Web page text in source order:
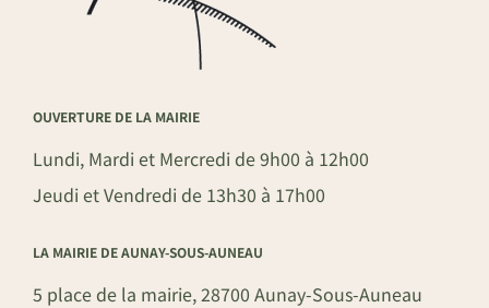
OUVERTURE DE LA MAIRIE
Lundi, Mardi et Mercredi de 9h00 à 12h00
Jeudi et Vendredi de 13h30 à 17h00
LA MAIRIE DE AUNAY-SOUS-AUNEAU
5 place de la mairie, 28700 Aunay-Sous-Auneau